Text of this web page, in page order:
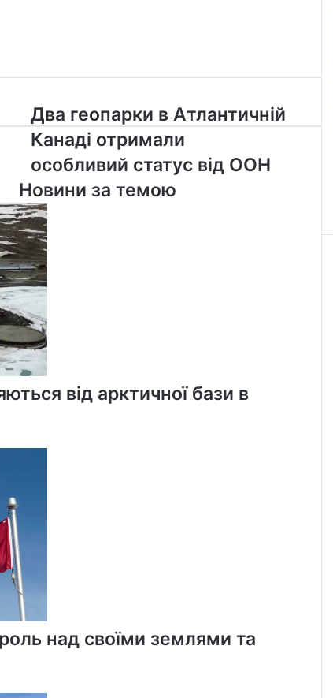
Два
геопарки
в
Атлантичній
Канаді
отримали
особливий
статус
від
ООН
Два геопарки в Атлантичній
Канаді отримали
особливий статус від ООН
Новини за темою
від арктичної бази в
над своїми землями та